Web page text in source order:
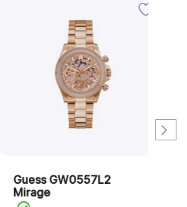
Guess GW0557L2
Mirage